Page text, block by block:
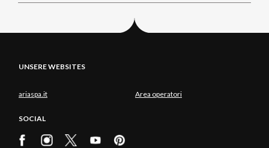
UNSERE WEBSITES
ariaspa.it Area operatori
SOCIAL